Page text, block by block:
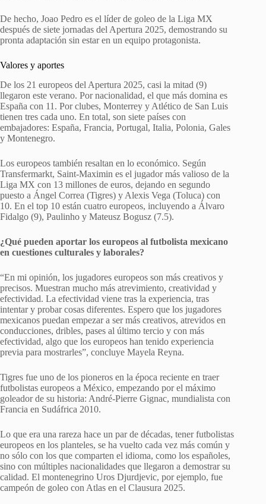
De hecho, Joao Pedro es el líder de goleo de la Liga MX
después de siete jornadas del Apertura 2025, demostrando su
pronta adaptación sin estar en un equipo protagonista.
Valores y aportes
De los 21 europeos del Apertura 2025, casi la mitad (9)
llegaron este verano. Por nacionalidad, el que más domina es
España con 11. Por clubes, Monterrey y Atlético de San Luis
tienen tres cada uno. En total, son siete países con
embajadores: España, Francia, Portugal, Italia, Polonia, Gales
y Montenegro.
Los europeos también resaltan en lo económico. Según
Transfermarkt, Saint-Maximin es el jugador más valioso de la
Liga MX con 13 millones de euros, dejando en segundo
puesto a Ángel Correa (Tigres) y Alexis Vega (Toluca) con
10. En el top 10 están cuatro europeos, incluyendo a Álvaro
Fidalgo (9), Paulinho y Mateusz Bogusz (7.5).
¿Qué pueden aportar los europeos al futbolista mexicano
en cuestiones culturales y laborales?
“En mi opinión, los jugadores europeos son más creativos y
precisos. Muestran mucho más atrevimiento, creatividad y
efectividad. La efectividad viene tras la experiencia, tras
intentar y probar cosas diferentes. Espero que los jugadores
mexicanos puedan empezar a ser más creativos, atrevidos en
conducciones, dribles, pases al último tercio y con más
efectividad, algo que los europeos han tenido experiencia
previa para mostrarles”, concluye Mayela Reyna.
Tigres fue uno de los pioneros en la época reciente en traer
futbolistas europeos a México, empezando por el máximo
goleador de su historia: André-Pierre Gignac, mundialista con
Francia en Sudáfrica 2010.
Lo que era una rareza hace un par de décadas, tener futbolistas
europeos en los planteles, se ha vuelto cada vez más común y
no sólo con los que comparten el idioma, como los españoles,
sino con múltiples nacionalidades que llegaron a demostrar su
calidad. El montenegrino Uros Djurdjevic, por ejemplo, fue
campeón de goleo con Atlas en el Clausura 2025.